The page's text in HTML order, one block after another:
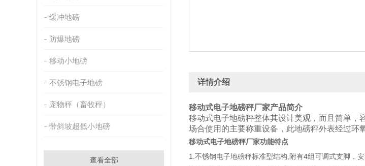
缓冲地磅
防爆地磅
移动小地磅
不锈钢电子地磅
宠物秤（畜牧秤）
带斜坡超低小地磅
查看全部
详情介绍
移动式电子地磅秤厂家产品简介
移动式电子地磅秤整体其设计美观，而且简单，
场合使用的主要称重设备，此地磅秤外表经过环
移动式电子地磅秤厂家功能特点
1.不锈钢电子地磅秤标准型结构,附有4组可调式支脚，安